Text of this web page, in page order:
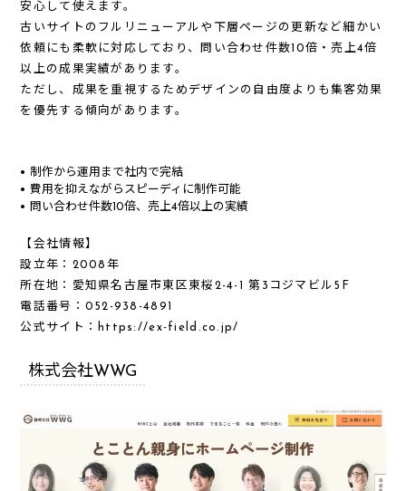
安心して使えます。
古いサイトのフルリニューアルや下層ページの更新など細かい
依頼にも柔軟に対応しており、問い合わせ件数10倍・売上4倍
以上の成果実績があります。
ただし、成果を重視するためデザインの自由度よりも集客効果
を優先する傾向があります。
制作から運用まで社内で完結
費用を抑えながらスピーディに制作可能
問い合わせ件数10倍、売上4倍以上の実績
【会社情報】
設立年： 2008年
所在地：
愛知県名古屋市東区東桜2-4-1 第3コジマビル5F
電話番号： 052-938-4891
公式サイト：
https://ex-field.co.jp/
株式会社WWG